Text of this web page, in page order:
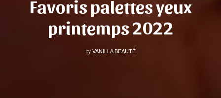
Favoris palettes yeux
printemps 2022
by VANILLA BEAUTÉ